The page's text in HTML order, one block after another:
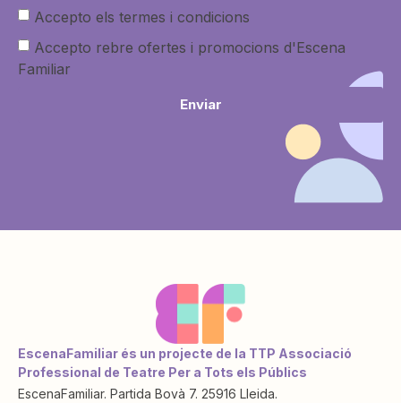
Accepto els termes i condicions
Accepto rebre ofertes i promocions d'Escena
Familiar
Enviar
EscenaFamiliar és un projecte de la TTP Associació
Professional de Teatre Per a Tots els Públics
EscenaFamiliar. Partida Bovà 7. 25916 Lleida.